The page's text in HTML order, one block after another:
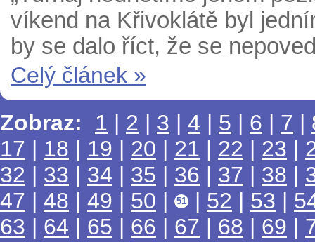
víkend na Křivoklátě byl
by se dalo říct, že se
Celý článek »
Zobraz:
1 | 2 | 3 | 4 | 5 | 6 | 7 |
17 | 18 | 19 | 20 | 21 | 22 | 23 |
32 | 33 | 34 | 35 | 36 | 37 | 38 |
47 | 48 | 49 | 50 | 51 | 52 | 53 |
63 | 64 | 65 | 66 | 67 | 68 | 69 |